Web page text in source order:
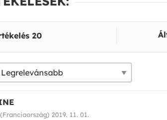
20
2019. 11. 01.